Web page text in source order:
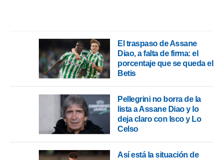
El traspaso de Assane
Diao, a falta de firma: el
porcentaje que se queda el
Betis
Pellegrini no borra de la
lista a Assane Diao y lo
deja claro con Isco y Lo
Celso
Así está la situación de